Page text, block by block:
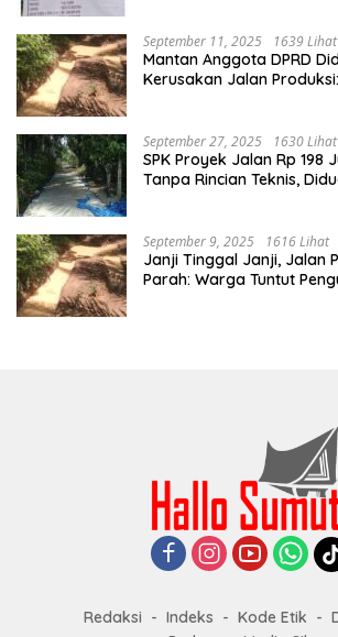
September 11, 2025 1639 Lihat
Mantan Anggota DPRD
Kerusakan Jalan
September 27, 2025 1630 Lihat
SPK Proyek Jalan Rp 198
Tanpa Rincian Teknis,
September 9, 2025 1616 Lihat
Janji Tinggal Janji, Jalan
Parah: Warga Tuntut
Redaksi Indeks Kode Etik